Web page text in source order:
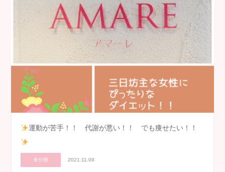
運動が苦手！！ 代謝が悪い！！ でも痩せたい！！
未分類 2021.11.09